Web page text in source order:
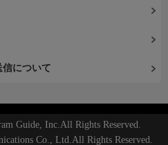
信について
Guide, Inc.All Rights Reserved.
Co., Ltd.All Rights Reserved.